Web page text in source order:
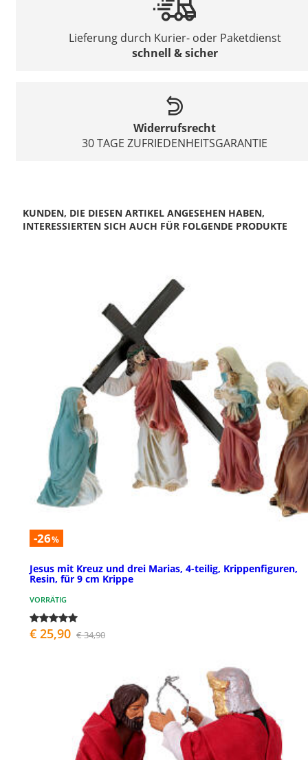
Lieferung durch Kurier- oder Paketdienst
schnell & sicher
Widerrufsrecht
30 TAGE ZUFRIEDENHEITSGARANTIE
KUNDEN, DIE DIESEN ARTIKEL ANGESEHEN HABEN,
INTERESSIERTEN SICH AUCH FÜR FOLGENDE PRODUKTE
-26%
Jesus mit Kreuz und drei Marias, 4-teilig, Krippenfiguren,
Resin, für 9 cm Krippe
VORRÄTIG
€ 25,90 € 34,90